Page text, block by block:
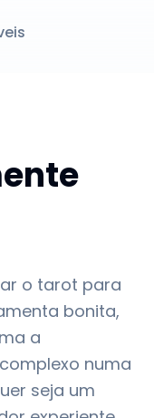
o tarot para
bonita,
a
numa
seja um